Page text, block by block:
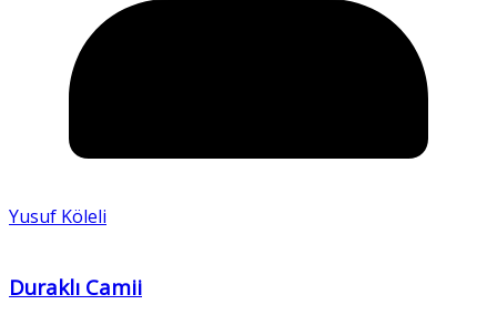
Yusuf Köleli
Duraklı Camii